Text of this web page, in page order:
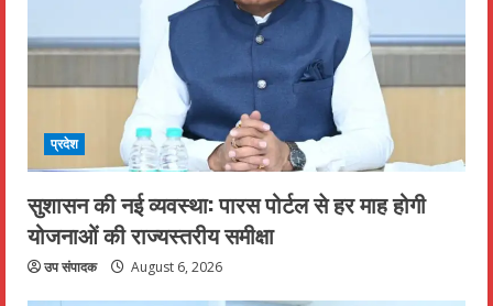
प्रदेश
सुशासन की नई व्यवस्था: पारस पोर्टल से हर माह होगी
योजनाओं की राज्यस्तरीय समीक्षा
उप संपादक August 6, 2026